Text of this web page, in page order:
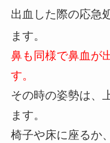
出血した際の応急
ます。
鼻も同様で鼻血が
す。
その時の姿勢は、
ます。
椅子や床に座るか